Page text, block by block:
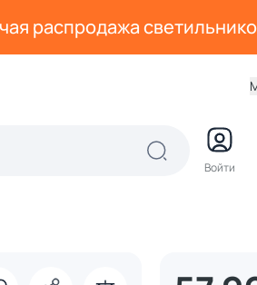
распродажа
Войти